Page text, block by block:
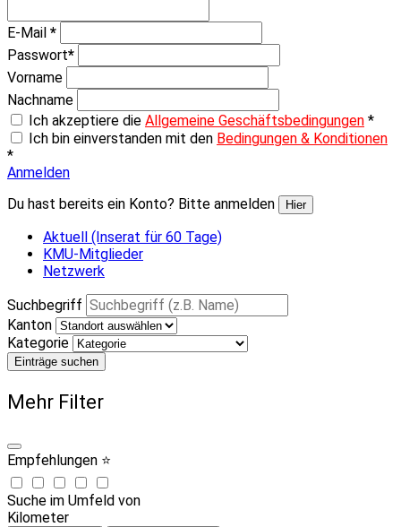
E-Mail *
Passwort*
Vorname
Nachname
Ich akzeptiere die Allgemeine Geschäftsbedingungen *
Ich bin einverstanden mit den Bedingungen & Konditionen
*
Anmelden
Du hast bereits ein Konto? Bitte anmelden
Hier
Aktuell (Inserat für 60 Tage)
KMU-Mitglieder
Netzwerk
Suchbegriff
Kanton
Kategorie
Einträge suchen
Mehr Filter
Empfehlungen ⭐
Suche im Umfeld von
Kilometer